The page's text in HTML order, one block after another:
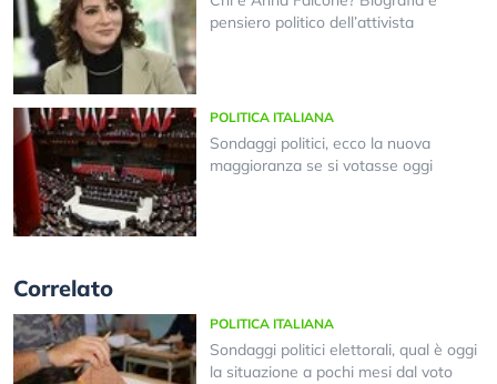
pensiero politico dell’attivista
POLITICA ITALIANA
Sondaggi politici, ecco la nuova
maggioranza se si votasse oggi
Correlato
POLITICA ITALIANA
Sondaggi politici elettorali, qual è oggi
la situazione a pochi mesi dal voto